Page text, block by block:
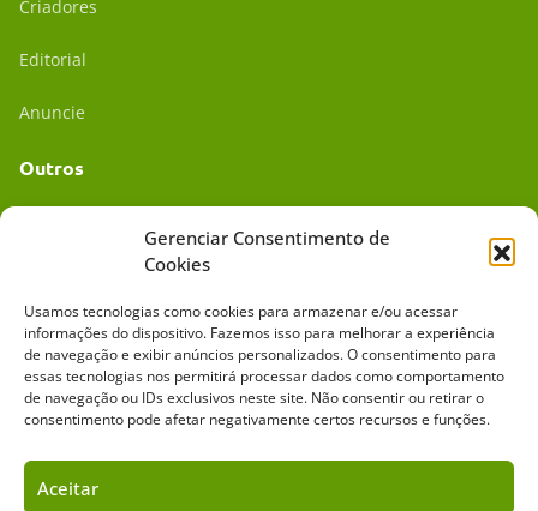
Gerenciar Consentimento de
Cookies
Usamos tecnologias como cookies para armazenar e/ou acessar
informações do dispositivo. Fazemos isso para melhorar a experiência
de navegação e exibir anúncios personalizados. O consentimento para
essas tecnologias nos permitirá processar dados como comportamento
de navegação ou IDs exclusivos neste site. Não consentir ou retirar o
consentimento pode afetar negativamente certos recursos e funções.
Aceitar
Criadores
Editorial
Anuncie
Outros
Mídia Kit